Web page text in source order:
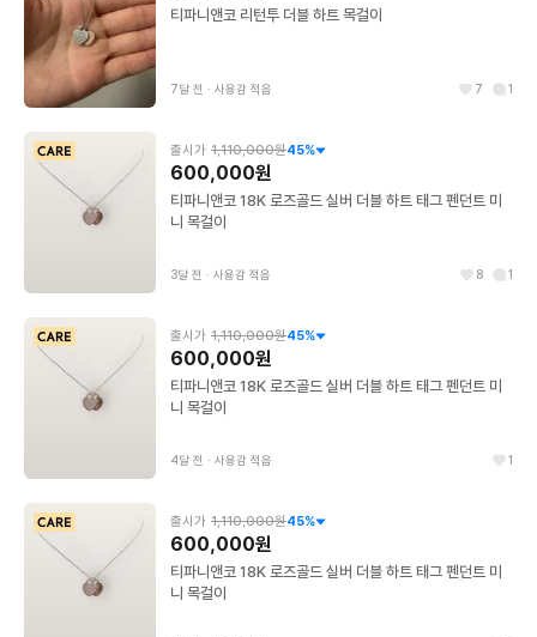
티파니앤코 리턴투 더블 하트 목걸이
7달 전 ∙ 사용감 적음 7 1
출시가 1,110,000원45%
600,000원
티파니앤코 18K 로즈골드 실버 더블 하트 태그 펜던트 미
니 목걸이
3달 전 ∙ 사용감 적음 8 1
출시가 1,110,000원45%
600,000원
티파니앤코 18K 로즈골드 실버 더블 하트 태그 펜던트 미
니 목걸이
4달 전 ∙ 사용감 적음 1
출시가 1,110,000원45%
600,000원
티파니앤코 18K 로즈골드 실버 더블 하트 태그 펜던트 미
니 목걸이